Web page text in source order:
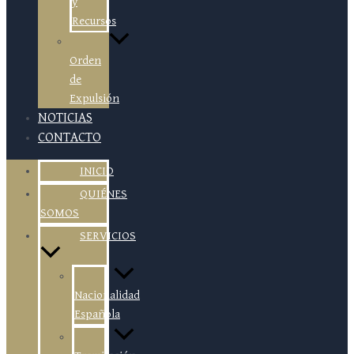
Recursos
Orden
de
Expulsión
NOTICIAS
CONTACTO
INICIO
QUIÉNES
SOMOS
SERVICIOS
Nacionalidad
Española